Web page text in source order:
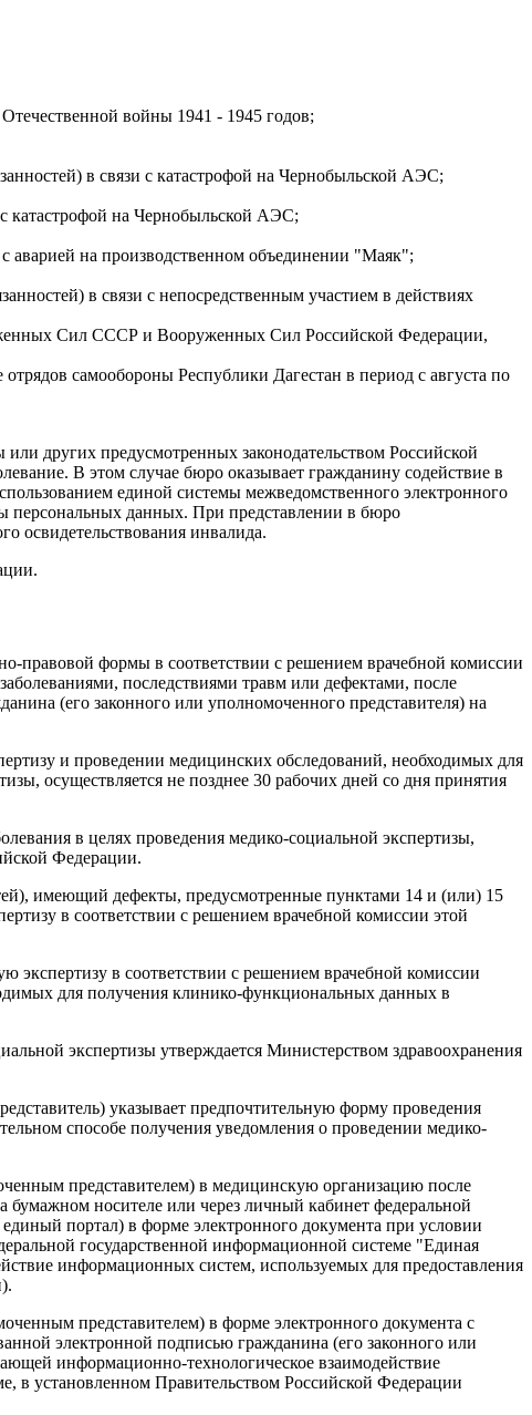
войны 1941 - 1945 годов;
в связи с катастрофой на Чернобыльской АЭС;
катастрофой на Чернобыльской АЭС;
аварией на производственном объединении "Маяк";
в связи с непосредственным участием в действиях
Сил СССР и Вооруженных Сил Российской Федерации,
самообороны Республики Дагестан в период с августа по
других предусмотренных законодательством Российской
В этом случае бюро оказывает гражданину содействие в
единой системы межведомственного электронного
персональных данных. При представлении в бюро
освидетельствования инвалида.
правовой формы в соответствии с решением врачебной комиссии
последствиями травм или дефектами, после
(его законного или уполномоченного представителя) на
и проведении медицинских обследований, необходимых для
осуществляется не позднее 30 рабочих дней со дня принятия
в целях проведения медико-социальной экспертизы,
Федерации.
имеющий дефекты, предусмотренные пунктами 14 и (или) 15
в соответствии с решением врачебной комиссии этой
в соответствии с решением врачебной комиссии
для получения клинико-функциональных данных в
экспертизы утверждается Министерством здравоохранения
указывает предпочтительную форму проведения
способе получения уведомления о проведении медико-
представителем) в медицинскую организацию после
носителе или через личный кабинет федеральной
портал) в форме электронного документа при условии
государственной информационной системе "Единая
информационных систем, используемых для предоставления
представителем) в форме электронного документа с
электронной подписью гражданина (его законного или
информационно-технологическое взаимодействие
в установленном Правительством Российской Федерации